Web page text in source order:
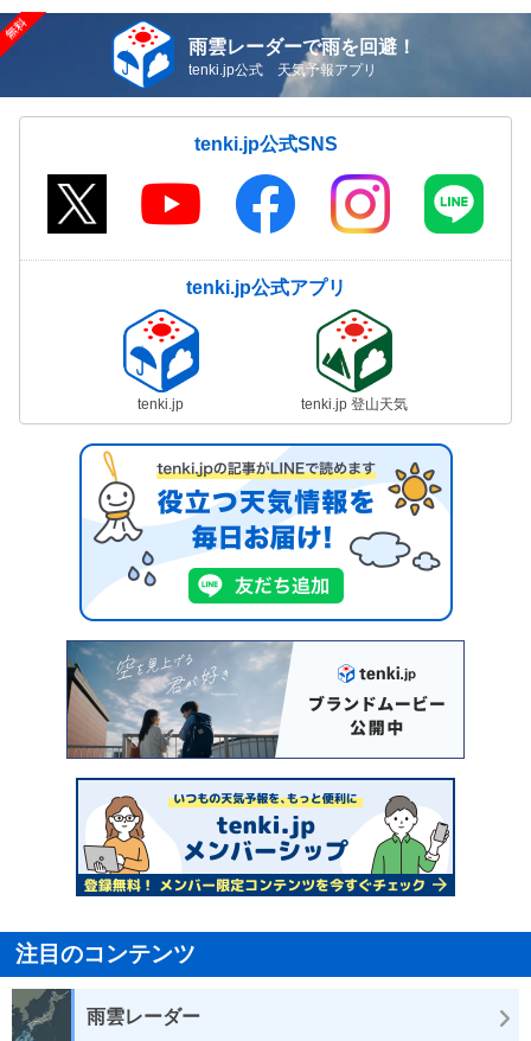
雨雲レーダーで雨を回避！
tenki.jp公式 天気予報アプリ
tenki.jp公式SNS
tenki.jp公式アプリ
tenki.jp tenki.jp 登山天気
注目のコンテンツ
雨雲レーダー